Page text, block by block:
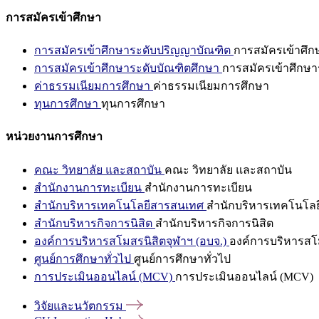
การสมัครเข้าศึกษา
การสมัครเข้าศึกษาระดับปริญญาบัณฑิต การสมัครเข้าศึ
การสมัครเข้าศึกษาระดับบัณฑิตศึกษา การสมัครเข้าศึก
ค่าธรรมเนียมการศึกษา ค่าธรรมเนียมการศึกษา
ทุนการศึกษา ทุนการศึกษา
หน่วยงานการศึกษา
คณะ วิทยาลัย และสถาบัน คณะ วิทยาลัย และสถาบัน
สำนักงานการทะเบียน สำนักงานการทะเบียน
สำนักบริหารเทคโนโลยีสารสนเทศ สำนักบริหารเทคโนโล
สำนักบริหารกิจการนิสิต สำนักบริหารกิจการนิสิต
องค์การบริหารสโมสรนิสิตจุฬาฯ (อบจ.) องค์การบริหารส
ศูนย์การศึกษาทั่วไป ศูนย์การศึกษาทั่วไป
การประเมินออนไลน์ (MCV) การประเมินออนไลน์ (MCV)
วิจัยและนวัตกรรม